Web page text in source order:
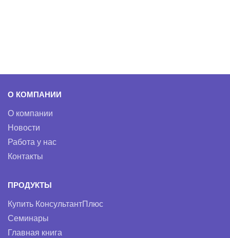
О КОМПАНИИ
О компании
Новости
Работа у нас
Контакты
ПРОДУКТЫ
Купить КонсультантПлюс
Семинары
Главная книга